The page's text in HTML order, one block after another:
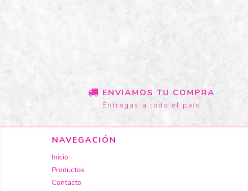
ENVIAMOS TU COMPRA
Entregas a todo el país
NAVEGACIÓN
Inicio
Productos
Contacto